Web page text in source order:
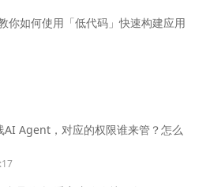
你如何使用「低代码」快速构建应用
AI Agent，对应的权限谁来管？怎么